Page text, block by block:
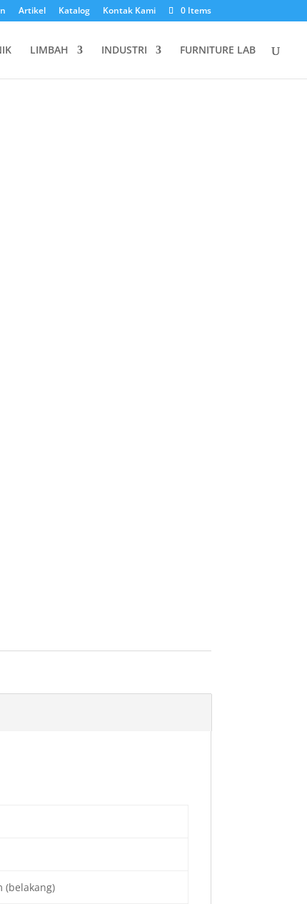
Artikel Katalog Kontak Kami 0 Items
LIMBAH INDUSTRI FURNITURE LAB
(belakang)